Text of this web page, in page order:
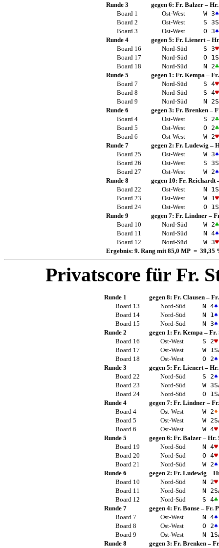
Runde 3
gegen 6: Fr. Balzer– Hr.
Board 1
Ost-West W 3♠
Board 2
Ost-West S 3
Board 3
Ost-West O 3♠
Runde 4
gegen 5: Fr. Lienert–
Board 16
Nord-Süd S 3♥
Board 17
Nord-Süd O 1
Board 18
Nord-Süd N 2♣
Runde 5
gegen 1: Fr. Kempa –
Board 7
Nord-Süd S 4♥
Board 8
Nord-Süd S 4♥
Board 9
Nord-Süd N 2
Runde 6
gegen 3: Fr. Brenken–
Board 4
Ost-West S 2♣
Board 5
Ost-West O 2♣
Board 6
Ost-West W 2♥
Runde 7
gegen 2: Fr. Ludewig –
Board 25
Ost-West W 3♠
Board 26
Ost-West S 3
Board 27
Ost-West W 2♠
Runde 8
gegen 10: Fr. Reichardt
Board 22
Ost-West N 1
Board 23
Ost-West W 1 ♥
Board 24
Ost-West O 1
Runde 9
gegen 7: Fr. Lindner–
Board 10
Nord-Süd W 2♣
Board 11
Nord-Süd N 4♠
Board 12
Nord-Süd W 3♥
Ergebnis: 9. Rang mit 85,0 MP = 39,35
Privatscore für Fr.
Runde 1 gegen 8: Fr. Clausen –
Board 13
Nord-Süd N 4♠
Board 14
Nord-Süd N 1♠
Board 15
Nord-Süd N 3♠
Runde 2
gegen 1: Fr. Kempa – Fr.
Board 16
Ost-West S 2♥
Board 17
Ost-West W 1
Board 18
Ost-West O 2♠
Runde 3
gegen 5: Fr. Lienert–
Board 22
Nord-Süd S 2♠
Board 23
Nord-Süd W 3
Board 24
Nord-Süd O 1
Runde 4
gegen 7: Fr. Lindner –
Board 4
Ost-West W 2♦
Board 5
Ost-West W 2
Board 6
Ost-West W 4♥
Runde 5
gegen 6: Fr. Balzer – Hr.
Board 19
Nord-Süd N 4♥
Board 20
Nord-Süd O 4♥
Board 21
Nord-Süd W 2♠
Runde 6
gegen 2: Fr. Ludewig –
Board 10
Nord-Süd N 2♥
Board 11
Nord-Süd N 2
Board 12
Nord-Süd S 4♣
Runde 7
gegen 4: Fr. Bonse – Fr.
Board 7
Ost-West N 4♠
Board 8
Ost-West O 2♠
Board 9
Ost-West N 1
Runde 8
gegen 3: Fr. Brenken –